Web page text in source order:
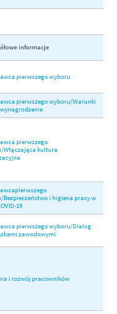
informacje
pierwszego wyboru
pierwszego wyboru/Warunki
pierwszego
Włączająca kultura
Bezpieczeństwo i higiena pracy w
19
pierwszego wyboru/Dialog
zawodowymi
i rozwój pracowników